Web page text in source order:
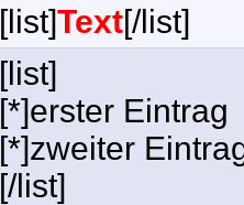
[list]Text[/list]
[list]
[*]erster Eintrag
[*]zweiter
[/list]